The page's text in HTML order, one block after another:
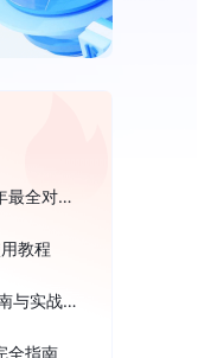
免费短网址生成器哪个好用 2024年最全对比测评
教程
趣码新手入门教程：零基础学习指南与实战技巧
全指南